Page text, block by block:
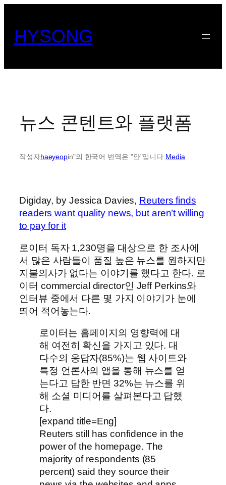
HYSONG
뉴스 콘텐트와 플랫폼
작성자haeyeopin"의 한국어 번역은 "안"입니다.Media
Digiday, by Jessica Davies, Reuters finds
readers want quality news, but aren’t willing
to pay for it
로이터 독자 1,230명을 대상으로 한 조사에
서 많은 사람들이 품질 높은 뉴스를 원하지만
지불의사가 없다는 이야기를 했다고 한다. 로
이터 commercial director인 Jeff Perkins와
인터뷰 중에서 다른 몇 가지 이야기가 눈에
띄어 적어놓는다.
로이터는 홈페이지의 영향력에 대
해 여전히 확신을 가지고 있다. 대
다수의 응답자(85%)는 웹 사이트와
특정 언론사의 앱을 통해 뉴스를 얻
는다고 답한 반면 32%는 뉴스를 위
해 소셜 미디어를 살펴본다고 답했
다.
[expand title=Eng]
Reuters still has confidence in the
power of the homepage. The
majority of respondents (85
percent) said they source their